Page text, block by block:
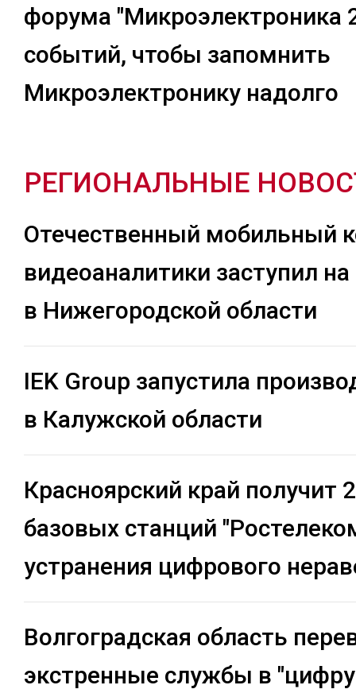
форума "Микроэлектроника
событий, чтобы запомнить
Микроэлектронику надолго
РЕГИОНАЛЬНЫЕ
Отечественный мобильный
видеоаналитики заступил
в Нижегородской области
IEK Group запустила
в Калужской области
Красноярский край получит
базовых станций
устранения цифрового
Волгоградская область
экстренные службы в